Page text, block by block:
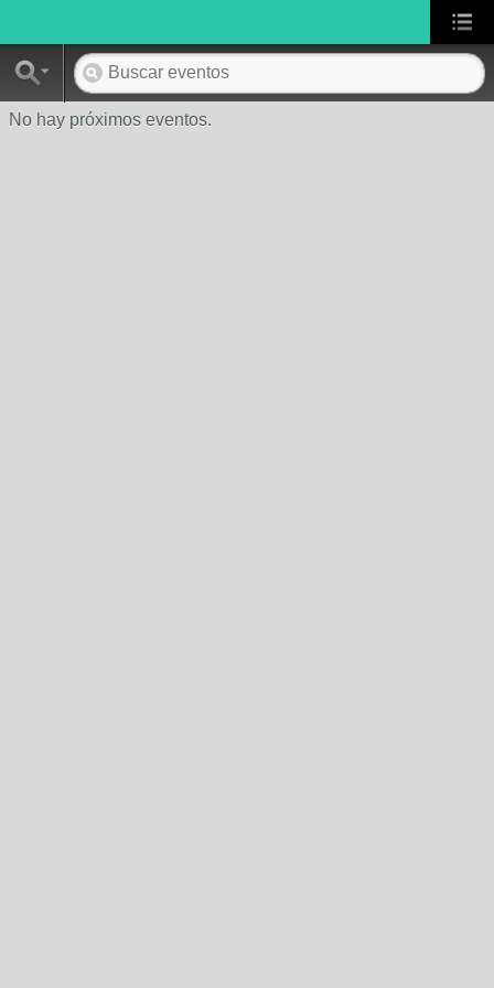
No hay próximos eventos.